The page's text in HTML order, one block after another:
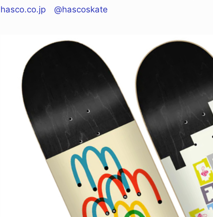
hasco.co.jp
@hascoskate